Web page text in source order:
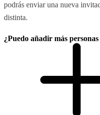
podrás enviar una nueva
distinta.
¿Puedo añadir más